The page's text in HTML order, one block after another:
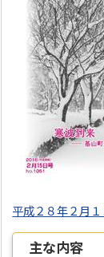
平成２８年２月
主な内容